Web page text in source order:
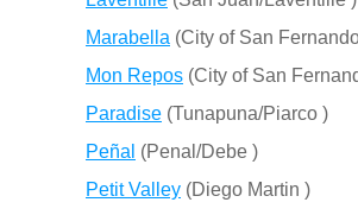
Marabella (City of San
Mon Repos (City of San
Paradise (Tunapuna/Piarco )
Peñal (Penal/Debe )
Petit Valley (Diego Martin )